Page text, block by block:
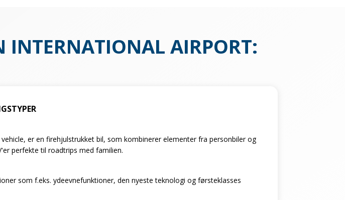
INTERNATIONAL AIRPORT:
er en firehjulstrukket bil, som kombinerer elementer fra personbiler og
perfekte til roadtrips med familien.
som f.eks. ydeevnefunktioner, den nyeste teknologi og førsteklasses